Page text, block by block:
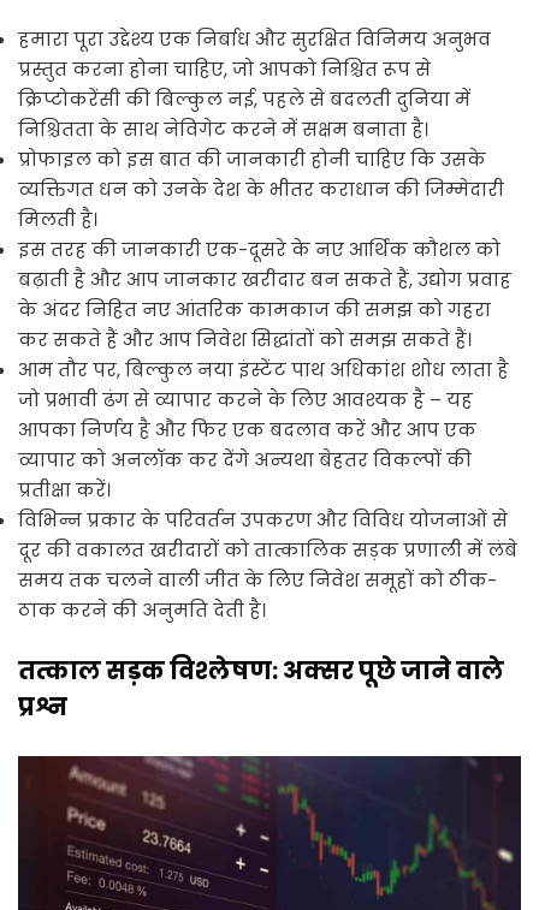
हमारा पूरा उद्देश्य एक निर्बाध और सुरक्षित विनिमय अनुभव
प्रस्तुत करना होना चाहिए, जो आपको निश्चित रूप से
क्रिप्टोकरेंसी की बिल्कुल नई, पहले से बदलती दुनिया में
निश्चितता के साथ नेविगेट करने में सक्षम बनाता है।
प्रोफाइल को इस बात की जानकारी होनी चाहिए कि उसके
व्यक्तिगत धन को उनके देश के भीतर कराधान की जिम्मेदारी
मिलती है।
इस तरह की जानकारी एक-दूसरे के नए आर्थिक कौशल को
बढ़ाती है और आप जानकार खरीदार बन सकते हैं, उद्योग प्रवाह
के अंदर निहित नए आंतरिक कामकाज की समझ को गहरा
कर सकते हैं और आप निवेश सिद्धांतों को समझ सकते हैं।
आम तौर पर, बिल्कुल नया इंस्टेंट पाथ अधिकांश शोध लाता है
जो प्रभावी ढंग से व्यापार करने के लिए आवश्यक है – यह
आपका निर्णय है और फिर एक बदलाव करें और आप एक
व्यापार को अनलॉक कर देंगे अन्यथा बेहतर विकल्पों की
प्रतीक्षा करें।
विभिन्न प्रकार के परिवर्तन उपकरण और विविध योजनाओं से
दूर की वकालत खरीदारों को तात्कालिक सड़क प्रणाली में लंबे
समय तक चलने वाली जीत के लिए निवेश समूहों को ठीक-
ठाक करने की अनुमति देती है।
तत्काल सड़क विश्लेषण: अक्सर पूछे जाने वाले
प्रश्न